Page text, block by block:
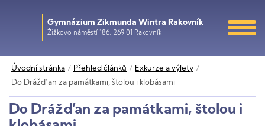
Gymnázium Zikmunda Wintra Rakovník
Žižkovo náměstí 186, 269 01 Rakovník
Úvodní stránka Přehled článků
Exkurze a výlety
Do Drážďan za památkami, štolou i klobásami
Do Drážďan za památkami, štolou i